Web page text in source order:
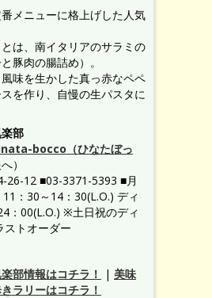
メニューに格上げした人気
とは、南イタリアのサラミの
豚肉の腸詰め）。
味を生かした真っ赤なペペ
を作り、自慢の生パスタに
部
bocco（ひなたぼっ
）
26-12 ■03-3371-5393 ■月
：30～14：30(L.O.) ディ
：00(L.O.) ※土日祝のディ
ストオーダー
部情報はコチラ！
| 美味
ラリーはコチラ！